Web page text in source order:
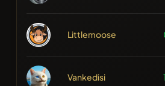
Littlemoose
Vankedisi